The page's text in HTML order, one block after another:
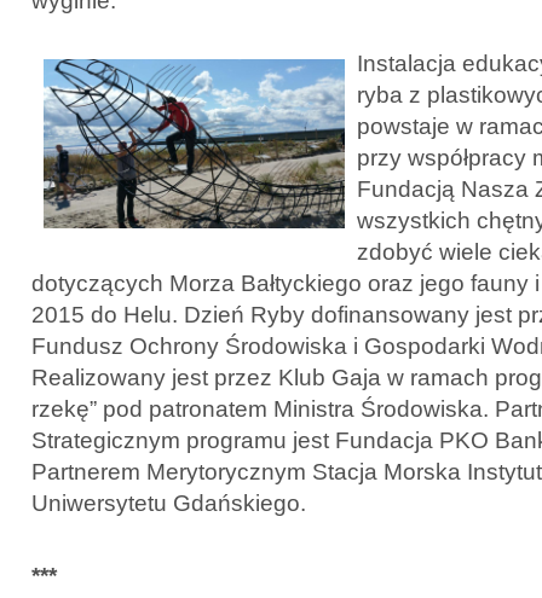
Instalacja
ryba z
powstaje w
przy współpracy
Fundacją Nasza
wszystkich
zdobyć wiele
dotyczących Morza Bałtyckiego oraz jego fauny
2015 do Helu. Dzień Ryby dofinansowany jest
Fundusz Ochrony Środowiska i Gospodarki
Realizowany jest przez Klub Gaja w ramach
rzekę” pod patronatem Ministra Środowiska.
Strategicznym programu jest Fundacja PKO
Partnerem Merytorycznym Stacja Morska
Uniwersytetu Gdańskiego.
***